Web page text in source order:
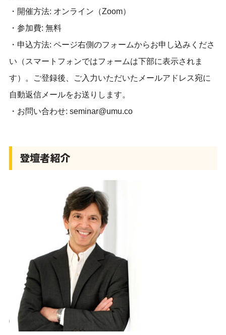
・開催方法: オンライン（Zoom）
・参加費: 無料
・申込方法: ページ右側のフォームからお申し込みくださ
い（スマートフォンではフォームは下部に表示されま
す）。ご登録後、ご入力いただいたメールアドレス宛に
自動返信メールをお送りします。
・お問い合わせ: seminar@umu.co
登壇者紹介